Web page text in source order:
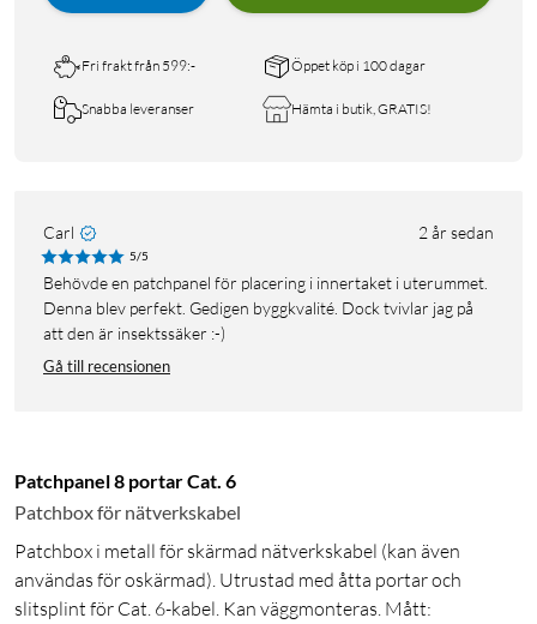
Fri frakt från 599:- Öppet köp i 100 dagar
Snabba leveranser Hämta i butik, GRATIS!
Carl 2 år sedan
5/5
Behövde en patchpanel för placering i innertaket i uterummet.
Denna blev perfekt. Gedigen byggkvalité. Dock tvivlar jag på
att den är insektssäker :-)
Gå till recensionen
Patchpanel 8 portar Cat. 6
Patchbox för nätverkskabel
Patchbox i metall för skärmad nätverkskabel (kan även
användas för oskärmad). Utrustad med åtta portar och
slitsplint för Cat. 6-kabel. Kan väggmonteras. Mått: